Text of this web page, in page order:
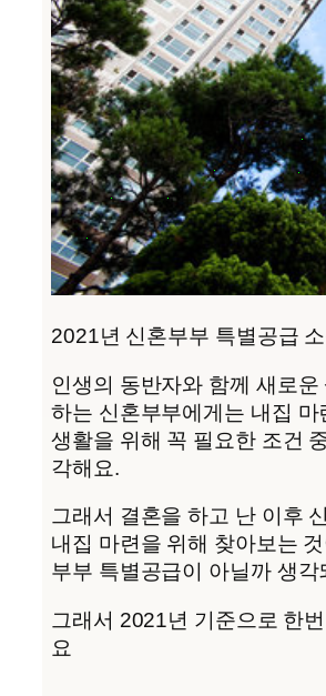
2021년 신혼부부 특별공급
인생의 동반자와 함께 새로운
하는 신혼부부에게는 내집 마
생활을 위해 꼭 필요한 조건
각해요.
그래서 결혼을 하고 난 이후
내집 마련을 위해 찾아보는
부부 특별공급이 아닐까 생각
그래서 2021년 기준으로 한
요